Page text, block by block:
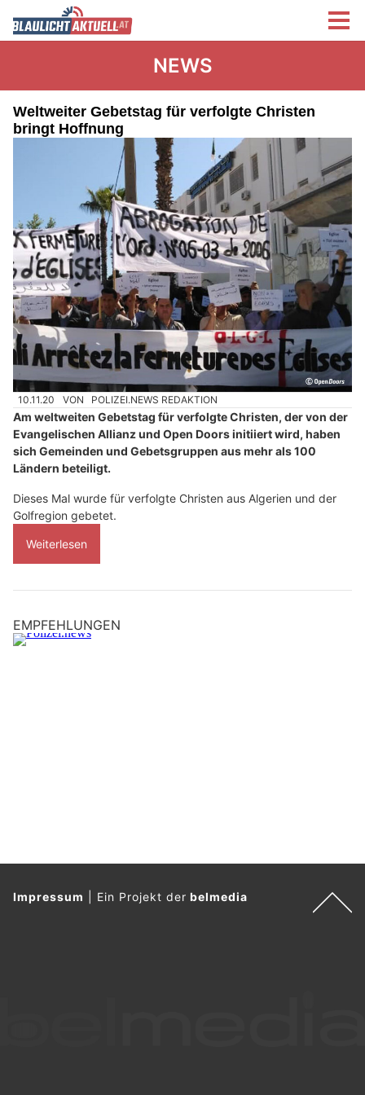
NEWS
Weltweiter Gebetstag für verfolgte Christen
bringt Hoffnung
10.11.20 VON POLIZEI.NEWS REDAKTION
Am weltweiten Gebetstag für verfolgte Christen, der von der
Evangelischen Allianz und Open Doors initiiert wird, haben
sich Gemeinden und Gebetsgruppen aus mehr als 100
Ländern beteiligt.
Dieses Mal wurde für verfolgte Christen aus Algerien und der
Golfregion gebetet.
Weiterlesen
EMPFEHLUNGEN
Impressum Ein Projekt derbelmedia